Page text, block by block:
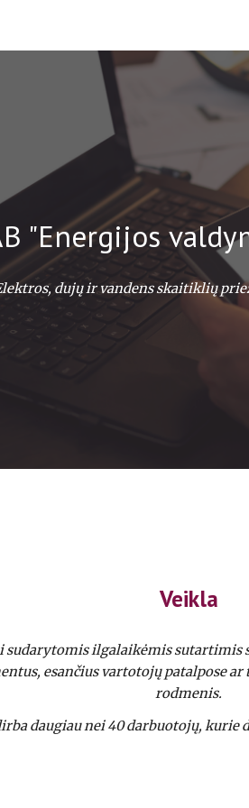
"Energijos
dujų ir vandens skaitiklių
Veikla
sudarytomis ilgalaikėmis
esančius vartotojų patalpose
rodmenis.
daugiau nei 40 darbuotojų, kurie